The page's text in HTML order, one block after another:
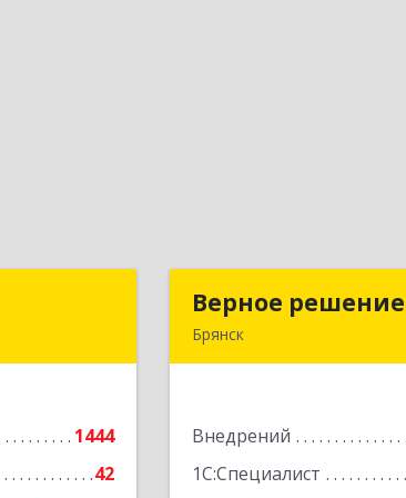
1444
42
Подробнее
Верное решение
Брянск
Внедрений
1С:Специалист